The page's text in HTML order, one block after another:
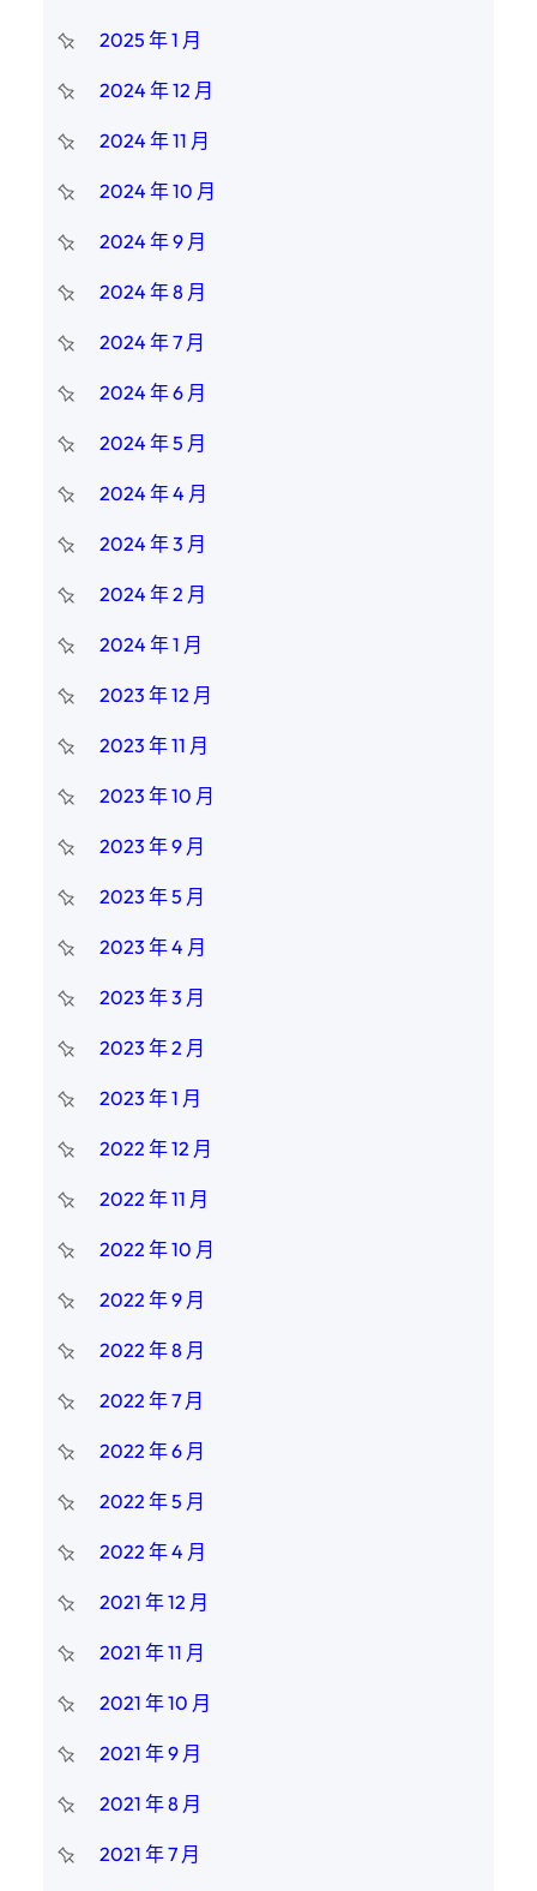
2025 年 1 月
2024 年 12 月
2024 年 11 月
2024 年 10 月
2024 年 9 月
2024 年 8 月
2024 年 7 月
2024 年 6 月
2024 年 5 月
2024 年 4 月
2024 年 3 月
2024 年 2 月
2024 年 1 月
2023 年 12 月
2023 年 11 月
2023 年 10 月
2023 年 9 月
2023 年 5 月
2023 年 4 月
2023 年 3 月
2023 年 2 月
2023 年 1 月
2022 年 12 月
2022 年 11 月
2022 年 10 月
2022 年 9 月
2022 年 8 月
2022 年 7 月
2022 年 6 月
2022 年 5 月
2022 年 4 月
2021 年 12 月
2021 年 11 月
2021 年 10 月
2021 年 9 月
2021 年 8 月
2021 年 7 月